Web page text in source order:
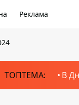
Реклама
ТОПТЕМА: В